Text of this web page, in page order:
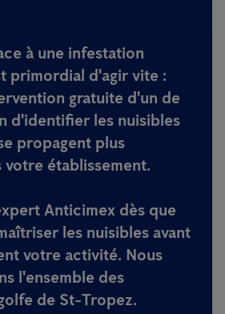
à une infestation
primordial d'agir vite :
gratuite d'un de
d'identifier les nuisibles
propagent plus
votre établissement.
Anticimex dès que
les nuisibles avant
votre activité. Nous
l'ensemble des
de St-Tropez.